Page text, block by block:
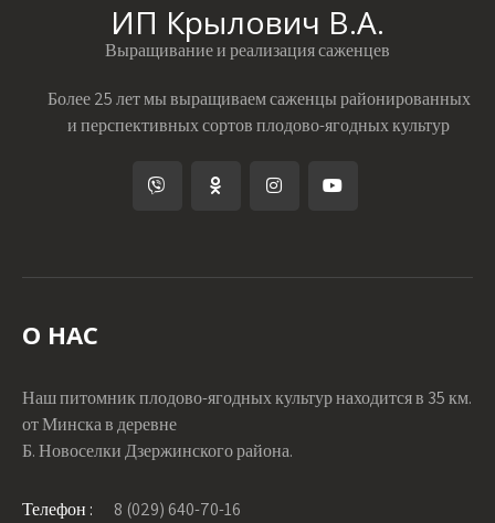
ИП Крылович В.А.
Выращивание и реализация саженцев
Более 25 лет мы выращиваем саженцы районированных
и перспективных сортов плодово-ягодных культур
О НАС
Наш питомник плодово-ягодных культур находится в 35 км.
от Минска в деревне
Б. Новоселки Дзержинского района.
Телефон :
8 (029) 640-70-16